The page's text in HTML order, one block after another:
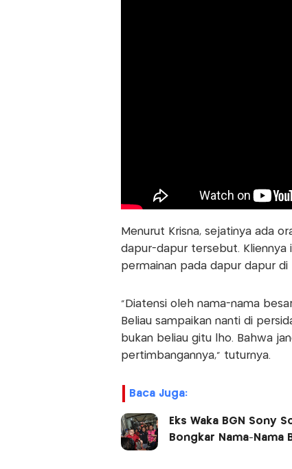
Menurut Krisna, sejatinya ada
dapur-dapur tersebut. Kliennya
permainan pada dapur dapur di
"Diatensi oleh nama-nama
Beliau sampaikan nanti di
bukan beliau gitu lho. Bahwa
pertimbangannya," tuturnya.
Baca Juga:
Eks Waka BGN Sony
Bongkar Nama-Nama